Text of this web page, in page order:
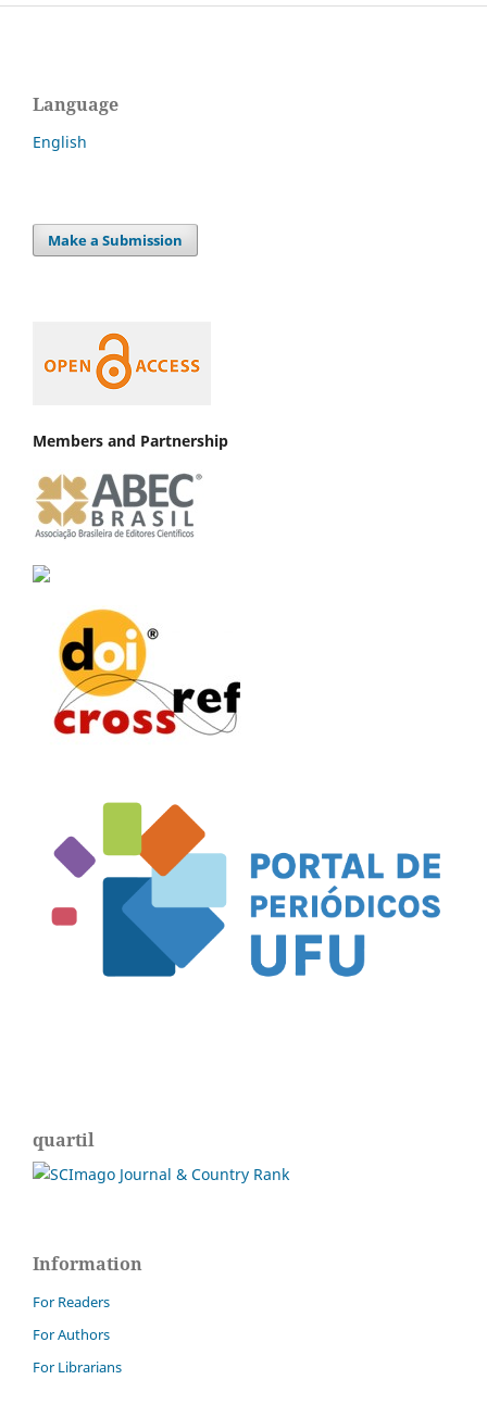
Language
English
Make a Submission
Members and Partnership
quartil
Information
For Readers
For Authors
For Librarians